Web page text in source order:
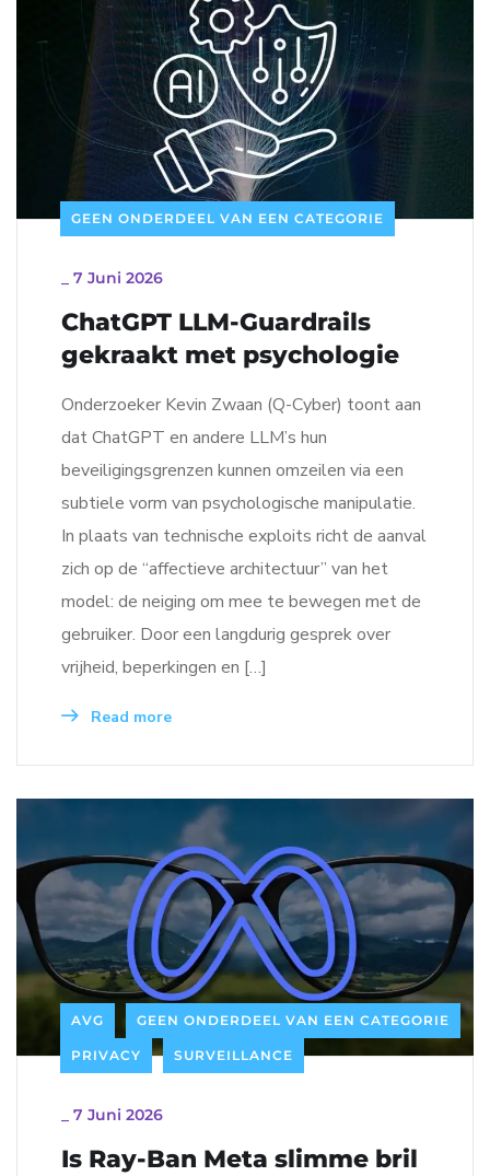
GEEN ONDERDEEL VAN EEN CATEGORIE
7 Juni 2026
ChatGPT LLM-Guardrails
gekraakt met psychologie
Onderzoeker Kevin Zwaan (Q-Cyber) toont aan
dat ChatGPT en andere LLM’s hun
beveiligingsgrenzen kunnen omzeilen via een
subtiele vorm van psychologische manipulatie.
In plaats van technische exploits richt de aanval
zich op de “affectieve architectuur” van het
model: de neiging om mee te bewegen met de
gebruiker. Door een langdurig gesprek over
vrijheid, beperkingen en […]
Read more
AVG GEEN ONDERDEEL VAN EEN CATEGORIE
PRIVACY SURVEILLANCE
7 Juni 2026
Is Ray-Ban Meta slimme bril